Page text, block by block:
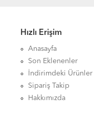
Hızlı Erişim
Anasayfa
Son Eklenenler
İndirimdeki Ürünler
Sipariş Takip
Hakkımızda